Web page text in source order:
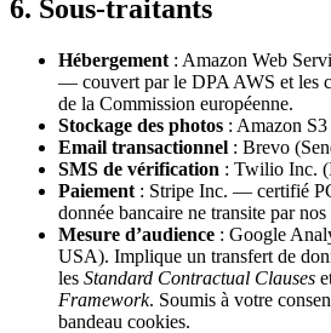
6. Sous-traitants
Hébergement : Amazon Web
— couvert par le DPA AWS et les
de la Commission européenne.
Stockage des photos : Amazon
Email transactionnel : Brevo
SMS de vérification : Twilio Inc.
Paiement : Stripe Inc. — certifié
donnée bancaire ne transite par nos
Mesure d’audience : Google
USA). Implique un transfert de
les Standard Contractual Clauses
Framework. Soumis à votre
bandeau cookies.